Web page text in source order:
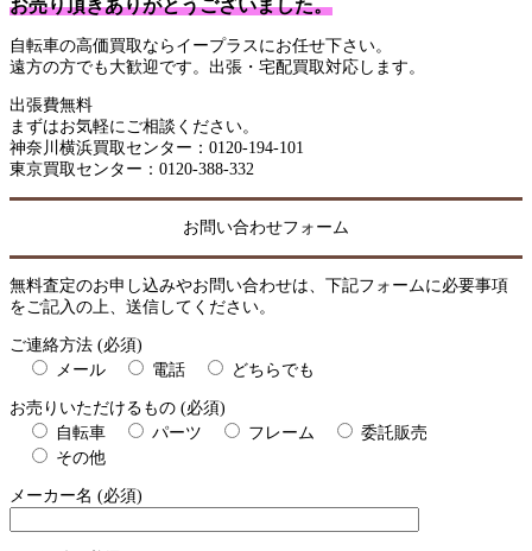
お売り頂きありがとうございました。
自転車の高価買取ならイープラスにお任せ下さい。
遠方の方でも大歓迎です。出張・宅配買取対応します。
出張費無料
まずはお気軽にご相談ください。
神奈川横浜買取センター：0120-194-101
東京買取センター：0120-388-332
お問い合わせフォーム
無料査定のお申し込みやお問い合わせは、下記フォームに必要事項
をご記入の上、送信してください。
ご連絡方法 (必須)
メール
電話 どちらでも
お売りいただけるもの (必須)
自転車
パーツ フレーム
委託販売
その他
メーカー名 (必須)